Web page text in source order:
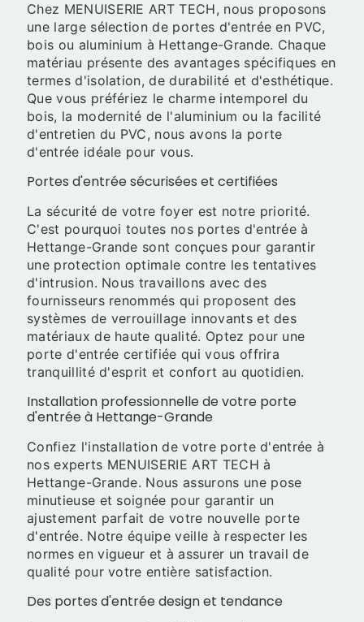
Chez MENUISERIE ART TECH, nous proposons
une large sélection de portes d'entrée en PVC,
bois ou aluminium à Hettange-Grande. Chaque
matériau présente des avantages spécifiques en
termes d'isolation, de durabilité et d'esthétique.
Que vous préfériez le charme intemporel du
bois, la modernité de l'aluminium ou la facilité
d'entretien du PVC, nous avons la porte
d'entrée idéale pour vous.
Portes d'entrée sécurisées et certifiées
La sécurité de votre foyer est notre priorité.
C'est pourquoi toutes nos portes d'entrée à
Hettange-Grande sont conçues pour garantir
une protection optimale contre les tentatives
d'intrusion. Nous travaillons avec des
fournisseurs renommés qui proposent des
systèmes de verrouillage innovants et des
matériaux de haute qualité. Optez pour une
porte d'entrée certifiée qui vous offrira
tranquillité d'esprit et confort au quotidien.
Installation professionnelle de votre porte
d'entrée à Hettange-Grande
Confiez l'installation de votre porte d'entrée à
nos experts MENUISERIE ART TECH à
Hettange-Grande. Nous assurons une pose
minutieuse et soignée pour garantir un
ajustement parfait de votre nouvelle porte
d'entrée. Notre équipe veille à respecter les
normes en vigueur et à assurer un travail de
qualité pour votre entière satisfaction.
Des portes d'entrée design et tendance